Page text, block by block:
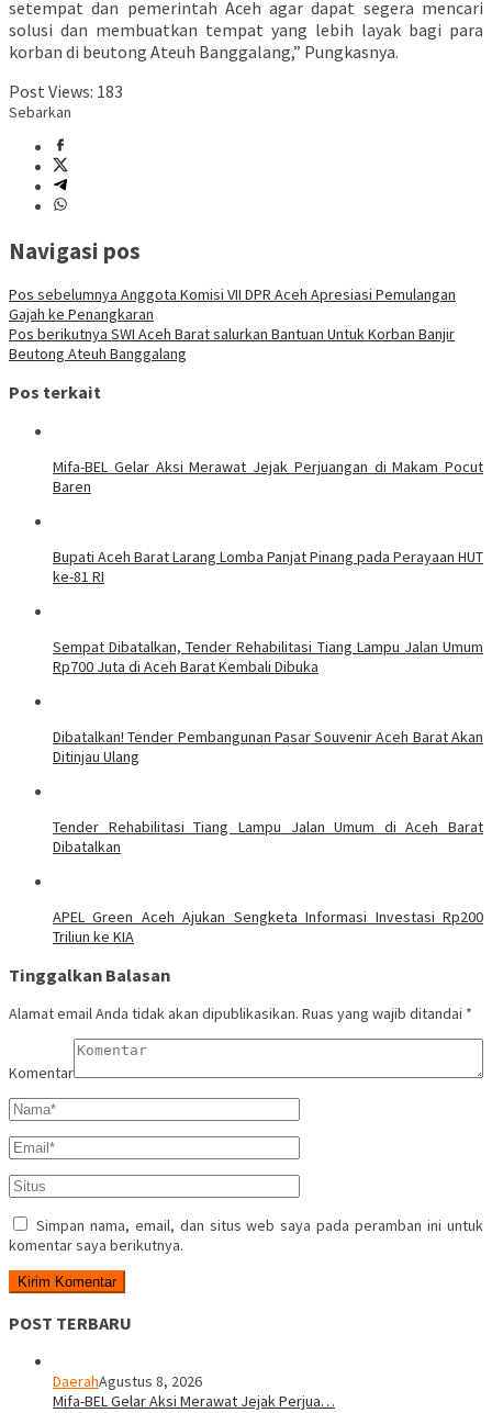
setempat dan pemerintah Aceh agar dapat segera mencari
solusi dan membuatkan tempat yang lebih layak bagi para
korban di beutong Ateuh Banggalang,” Pungkasnya.
Post Views: 183
Sebarkan
Navigasi pos
Pos sebelumnya Anggota Komisi VII DPR Aceh Apresiasi Pemulangan
Gajah ke Penangkaran
Pos berikutnya SWI Aceh Barat salurkan Bantuan Untuk Korban Banjir
Beutong Ateuh Banggalang
Pos terkait
Mifa-BEL Gelar Aksi Merawat Jejak Perjuangan di Makam Pocut
Baren
Bupati Aceh Barat Larang Lomba Panjat Pinang pada Perayaan HUT
ke-81 RI
Sempat Dibatalkan, Tender Rehabilitasi Tiang Lampu Jalan Umum
Rp700 Juta di Aceh Barat Kembali Dibuka
Dibatalkan! Tender Pembangunan Pasar Souvenir Aceh Barat Akan
Ditinjau Ulang
Tender Rehabilitasi Tiang Lampu Jalan Umum di Aceh Barat
Dibatalkan
APEL Green Aceh Ajukan Sengketa Informasi Investasi Rp200
Triliun ke KIA
Tinggalkan Balasan
Alamat email Anda tidak akan dipublikasikan. Ruas yang wajib ditandai *
Komentar
Simpan nama, email, dan situs web saya pada peramban ini untuk
komentar saya berikutnya.
POST TERBARU
DaerahAgustus 8, 2026
Mifa-BEL Gelar Aksi Merawat Jejak Perjua…